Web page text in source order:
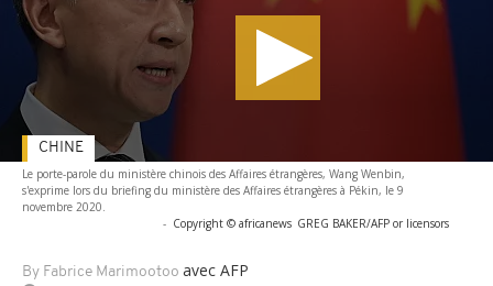
Le porte-parole du ministère chinois des Affaires étrangères, Wang Wenbin,
s'exprime lors du briefing du ministère des Affaires étrangères à Pékin, le 9
novembre 2020.
- Copyright © africanews GREG BAKER/AFP or licensors
By Fabrice Marimootoo avec AFP
CHINE